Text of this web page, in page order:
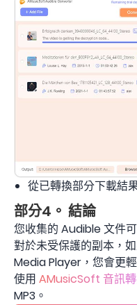
從已轉換部分下載結
部分4。 結論
您收集的 Audible 文件
對於未受保護的副本，
Media Player，您會更
使用 AMusicSoft 音訊
MP3。